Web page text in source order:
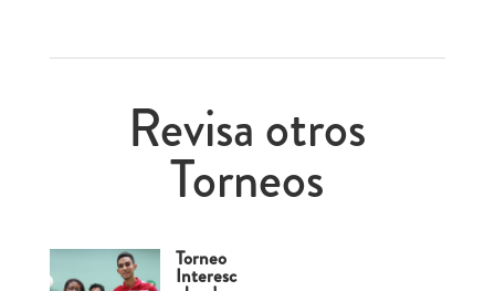
Revisa otros
Torneos
Torneo
Interesc